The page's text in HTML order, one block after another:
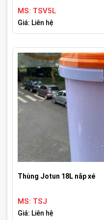
MS: TSV5L
Giá: Liên hệ
Thùng Jotun 18L nắp xé
MS: TSJ
Giá: Liên hệ